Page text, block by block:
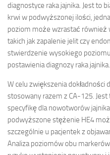
diagnostyce raka jajnika. Jest to
krwi w podwyższonej ilości,
poziom może wzrastać również
takich jak zapalenie jelit czy
stwierdzenie wysokiego
postawienia diagnozy raka jajnika.
W celu zwiększenia dokładności
stosowany razem z CA-125.
specyfikę dla nowotworów
podwyższone stężenie HE4
szczególnie u pacjentek z
Analiza poziomów obu